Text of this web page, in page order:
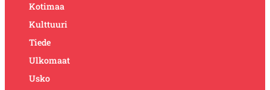
Kotimaa
Kulttuuri
Tiede
Ulkomaat
Usko